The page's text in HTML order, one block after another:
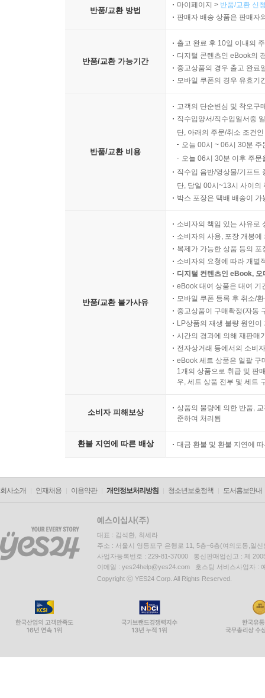
반품/교환 방법
마이페이지 > 반품/교환 신
판매자 배송 상품은 판매자
반품/교환 가능기간
출고 완료 후 10일 이내의
디지털 콘텐츠인 eBook의
중고상품의 경우 출고 완료
모바일 쿠폰의 경우 유효기
반품/교환 비용
고객의 단순변심 및 착오구
직수입양서/직수입일서중
단, 아래의 주문/취소 조건
오늘 00시 ~ 06시 30분
오늘 06시 30분 이후 주
직수입 음반/영상물/기프트
단, 당일 00시~13시 사이의
박스 포장은 택배 배송이
반품/교환 불가사유
소비자의 책임 있는 사유로
소비자의 사용, 포장 개봉
복제가 가능한 상품 등의
소비자의 요청에 따라 개별
디지털 컨텐츠인 eBook,
eBook 대여 상품은 대여 기
모바일 쿠폰 등록 후 취소/
중고상품이 구매확정(자동
LP상품의 재생 불량 원인
시간의 경과에 의해 재판매
전자상거래 등에서의 소비
eBook 세트 상품은 일괄 구
1개의 상품으로 취급 및 판
우, 세트 상품 전부 및 세트
소비자 피해보상
상품의 불량에 의한 반품,
준하여 처리됨
환불 지연에 따른 배상 대금 환불 및 환불 지연에
회사소개 인재채용 이용약관 개인정보처리방침 청소년보호정책 도서홍보안내
대표 : 김석환, 최세라
주소 : 서울시 영등포구 은행로 11, 5층~6층(여의도동,일신
사업자등록번호 : 229-81-37000 통신판매업신고 : 제
이메일 : yes24help@yes24.com 호스팅 서비스사업자 :
Copyright ⓒ YES24 Corp. All Rights Reserved.